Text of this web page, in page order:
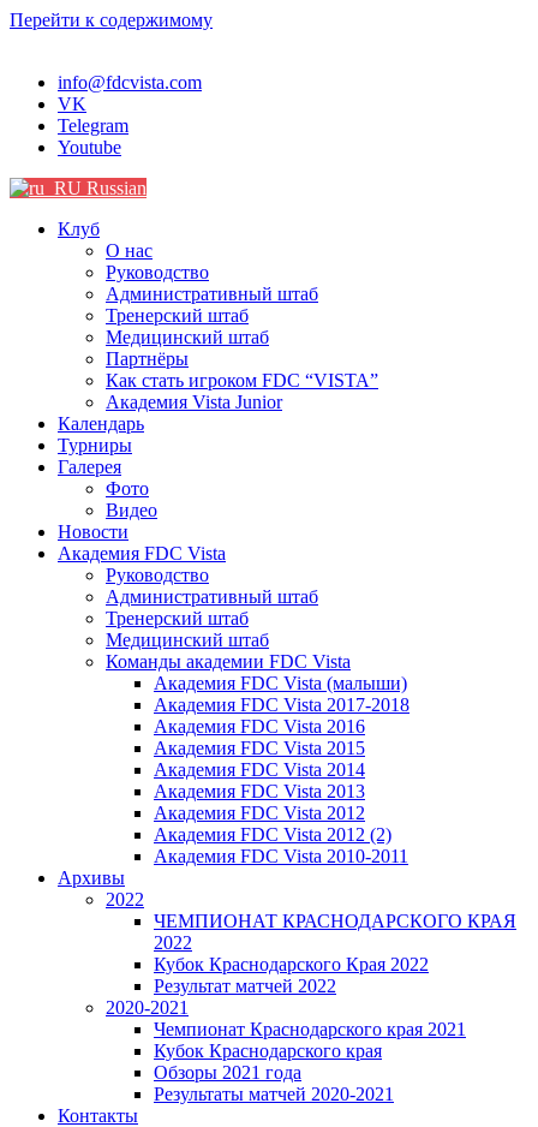
Перейти к содержимому
info@fdcvista.com
VK
Telegram
Youtube
Russian
Клуб
О нас
Руководство
Административный штаб
Тренерский штаб
Медицинский штаб
Партнёры
Как стать игроком FDC “VISTA”
Академия Vista Junior
Календарь
Турниры
Галерея
Фото
Видео
Новости
Академия FDC Vista
Руководство
Административный штаб
Тренерский штаб
Медицинский штаб
Команды академии FDC Vista
Академия FDC Vista (малыши)
Академия FDC Vista 2017-2018
Академия FDC Vista 2016
Академия FDC Vista 2015
Академия FDC Vista 2014
Академия FDC Vista 2013
Академия FDC Vista 2012
Академия FDC Vista 2012 (2)
Академия FDC Vista 2010-2011
Архивы
2022
ЧЕМПИОНАТ КРАСНОДАРСКОГО КРАЯ
2022
Кубок Краснодарского Края 2022
Результат матчей 2022
2020-2021
Чемпионат Краснодарского края 2021
Кубок Краснодарского края
Обзоры 2021 года
Результаты матчей 2020-2021
Контакты